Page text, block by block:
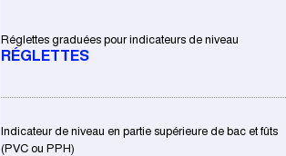
Réglettes graduées pour indicateurs de niveau
RÉGLETTES
Indicateur de niveau en partie supérieure de bac et fûts
(PVC ou PPH)